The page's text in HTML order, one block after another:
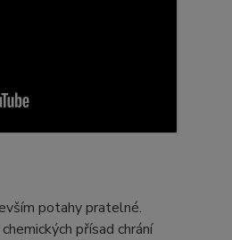
potahy pratelné.
přísad chrání